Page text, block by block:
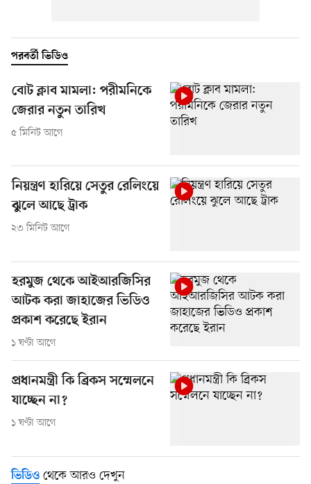
পরবর্তী ভিডিও
বোট ক্লাব মামলা: পরীমনিকে
জেরার নতুন তারিখ
৫ মিনিট আগে
নিয়ন্ত্রণ হারিয়ে সেতুর রেলিংয়ে
ঝুলে আছে ট্রাক
২৩ মিনিট আগে
হরমুজ থেকে আইআরজিসির
আটক করা জাহাজের ভিডিও
প্রকাশ করেছে ইরান
১ ঘণ্টা আগে
প্রধানমন্ত্রী কি ব্রিকস সম্মেলনে
যাচ্ছেন না?
১ ঘণ্টা আগে
ভিডিও থেকে আরও দেখুন